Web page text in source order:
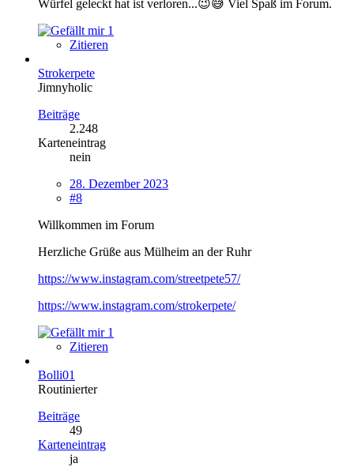
Würfel geleckt hat ist verloren...😉😅 Viel Spaß im Forum.
1
Zitieren
Strokerpete
Jimnyholic
Beiträge
2.248
Karteneintrag
nein
28. Dezember 2023
#8
Willkommen im Forum
Herzliche Grüße aus Mülheim an der Ruhr
https://www.instagram.com/streetpete57/
https://www.instagram.com/strokerpete/
1
Zitieren
Bolli01
Routinierter
Beiträge
49
Karteneintrag
ja